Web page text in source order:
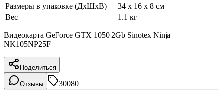
Размеры в упаковке (ДхШхВ)
34 x 16 x 8 см
Вес
1.1 кг
Видеокарта GeForce GTX 1050 2Gb Sinotex Ninja
NK105NP25F
Поделиться
Отзывы
30080